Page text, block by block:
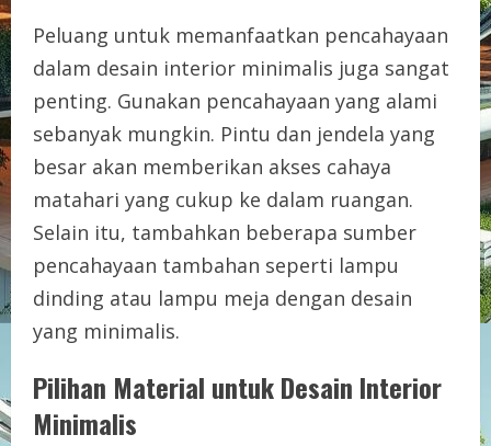
Peluang untuk memanfaatkan pencahayaan
dalam desain interior minimalis juga sangat
penting. Gunakan pencahayaan yang alami
sebanyak mungkin. Pintu dan jendela yang
besar akan memberikan akses cahaya
matahari yang cukup ke dalam ruangan.
Selain itu, tambahkan beberapa sumber
pencahayaan tambahan seperti lampu
dinding atau lampu meja dengan desain
yang minimalis.
Pilihan Material untuk Desain Interior
Minimalis